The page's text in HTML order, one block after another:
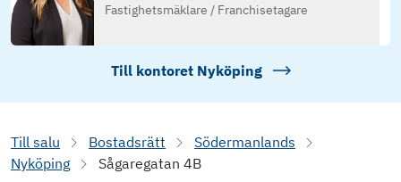
Fastighetsmäklare / Franchisetagare
Till kontoret Nyköping
Till salu Bostadsrätt
Södermanlands
Nyköping
Sågaregatan 4B